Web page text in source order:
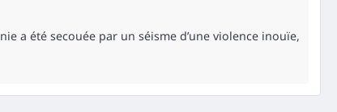
a été secouée par un séisme d’une violence inouïe,